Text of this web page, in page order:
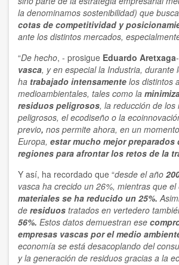
la denominamos sostenibilidad) que
cotas de competitividad y
ante los distintos mercados,
“De hecho, - prosigue Eduardo Aretxaga-
vasca, y en especial la Industria, durante
ha trabajado intensamente los distintos
medioambientales, tales como la
residuos peligrosos, la reducción de los
peligrosos, el ecodiseño o la
previo, nos permite ahora, en un
Europa, estar mucho mejor preparados
regiones para afrontar los retos de la
Y así, ha recordado que “desde el año
vasca ha crecido un 26%, mientras que el
materiales se ha reducido un 25%.
de residuos tratados en vertedero
56%. Estos datos demuestran ese
empresas vascas por el medio
economía se está desacoplando del
y la generación de residuos gracias a la